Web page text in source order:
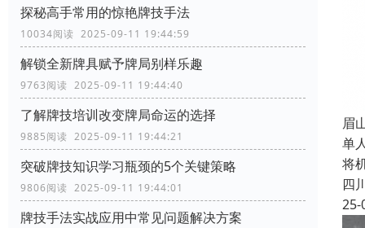
探秘高手常用的惊艳牌技手法
10034阅读 2025-09-11 19:44:59
解锁全新牌具赋予牌局别样乐趣
9763阅读 2025-09-11 19:44:40
了解牌技培训改变牌局命运的选择
9885阅读 2025-09-11 19:44:21
突破牌技知识学习瓶颈的5个关键策略
9806阅读 2025-09-11 19:44:01
牌技手法实战应用中常见问题解决方案
眉
单
将
四
25-